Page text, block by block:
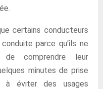
certains conducteurs
parce qu’ils ne
comprendre leur
minutes de prise
à éviter des usages